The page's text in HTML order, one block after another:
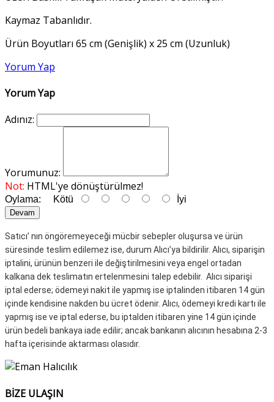
Kaymaz Tabanlıdır.
Ürün Boyutları 65 cm (Genişlik) x 25 cm (Uzunluk)
Yorum Yap
Yorum Yap
Adınız:
Yorumunuz:
Not: HTML'ye dönüştürülmez!
Oylama: Kötü İyi
Devam
Satıcı’ nın öngöremeyeceği mücbir sebepler oluşursa ve ürün
süresinde teslim edilemez ise, durum Alıcı’ya bildirilir. Alıcı, siparişin
iptalini, ürünün benzeri ile değiştirilmesini veya engel ortadan
kalkana dek teslimatın ertelenmesini talep edebilir. Alıcı siparişi
iptal ederse; ödemeyi nakit ile yapmış ise iptalinden itibaren 14 gün
içinde kendisine nakden bu ücret ödenir. Alıcı, ödemeyi kredi kartı ile
yapmış ise ve iptal ederse, bu iptalden itibaren yine 14 gün içinde
ürün bedeli bankaya iade edilir; ancak bankanın alıcının hesabına 2-3
hafta içerisinde aktarması olasıdır.
BİZE ULAŞIN